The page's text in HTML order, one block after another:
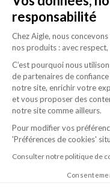
Purpose-
responsabilité
Chez Aigle, nous
nos produits : avec
C’est pourquoi nous
de partenaires de
notre site, enrichir votre
et vous proposer des
notre site comme ailleurs.
Pour modifier vos
'Préférences de cookies'
Consulter notre politique de